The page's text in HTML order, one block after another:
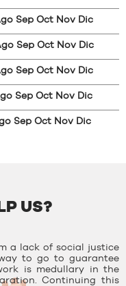
Sep Oct Nov Dic
Sep Oct Nov Dic
Sep Oct Nov Dic
Sep Oct Nov Dic
Sep Oct Nov Dic
US?
a lack of social justice
to go to guarantee
is medullary in the
Continuing this